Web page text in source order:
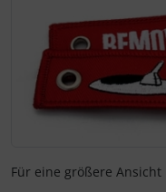
Für eine größere
Fallschirmspringer
Zubehör und
Fliegerkarten
Fliegerspiele
Für Pilotenkinder
IMPACTFOAM
Kniebretter
Südfrankreich-